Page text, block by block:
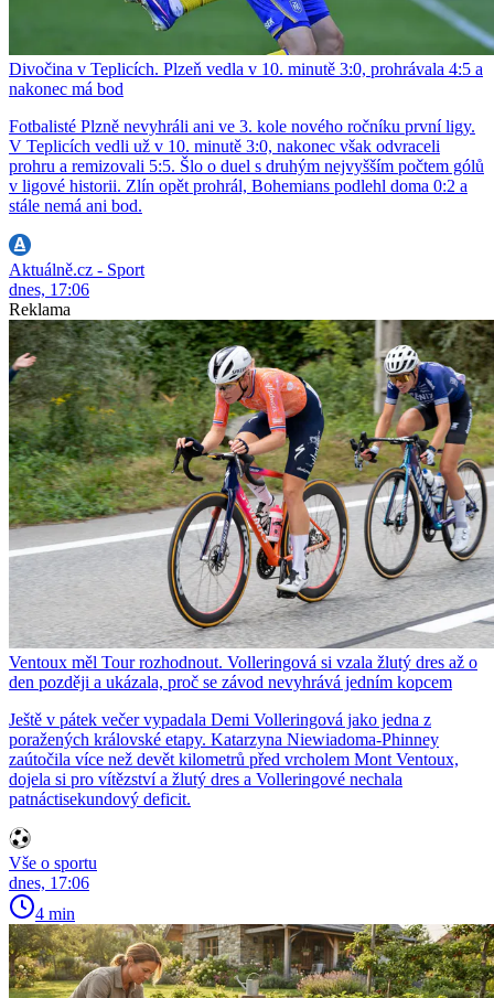
Divočina v Teplicích. Plzeň vedla v 10. minutě 3:0, prohrávala 4:5 a
nakonec má bod
Fotbalisté Plzně nevyhráli ani ve 3. kole nového ročníku první ligy.
V Teplicích vedli už v 10. minutě 3:0, nakonec však odvraceli
prohru a remizovali 5:5. Šlo o duel s druhým nejvyšším počtem gólů
v ligové historii. Zlín opět prohrál, Bohemians podlehl doma 0:2 a
stále nemá ani bod.
Aktuálně.cz - Sport
dnes, 17:06
Reklama
Ventoux měl Tour rozhodnout. Volleringová si vzala žlutý dres až o
den později a ukázala, proč se závod nevyhrává jedním kopcem
Ještě v pátek večer vypadala Demi Volleringová jako jedna z
poražených královské etapy. Katarzyna Niewiadoma-Phinney
zaútočila více než devět kilometrů před vrcholem Mont Ventoux,
dojela si pro vítězství a žlutý dres a Volleringové nechala
patnáctisekundový deficit.
Vše o sportu
dnes, 17:06
4 min